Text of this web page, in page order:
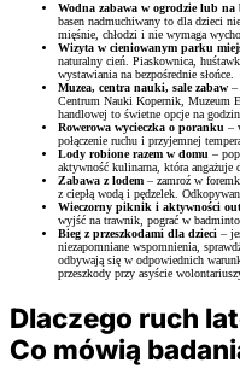
Wodna zabawa w ogrodzie lub na
basen nadmuchiwany to dla dzieci
mięśnie, chłodzi i nie wymaga
Wizyta w cieniowanym parku
naturalny cień. Piaskownica,
wystawiania na bezpośrednie słońce.
Muzea, centra nauki, sale zabaw –
Centrum Nauki Kopernik, Muzeum
handlowej to świetne opcje na
Rowerowa wycieczka o poranku –
połączenie ruchu i przyjemnej
Lody robione razem w domu –
aktywność kulinarna, która angażuje
Zabawa z lodem – zamroź w
z ciepłą wodą i pędzelek.
Wieczorny piknik i aktywności
wyjść na trawnik, pograć w
Bieg z przeszkodami dla dzieci –
niezapomniane wspomnienia,
odbywają się w odpowiednich
przeszkody przy asyście
Dlaczego ruch
Co mówią